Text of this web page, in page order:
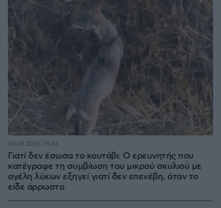
Γιατί δεν έσωσα το κουτάβι: Ο ερευνητής που
κατέγραφε τη συμβίωση του μικρού σκυλιού με
αγέλη λύκων εξηγεί γιατί δεν επενέβη, όταν το
είδε άρρωστο
06.08.2026, 19:34